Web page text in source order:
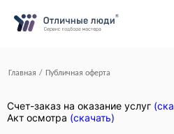
Главная / Публичная оферта
Счет-заказ на оказание услуг
Акт осмотра (скачать)
За каждый оформленный заказ вы
свой счет
меняться в зависимости от
Имя*